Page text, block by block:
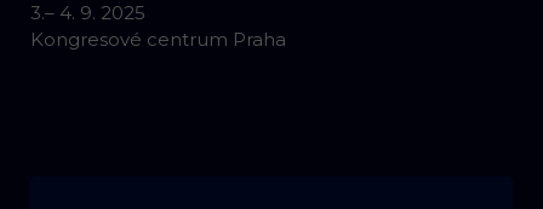
3.– 4. 9. 2025
Kongresové centrum Praha